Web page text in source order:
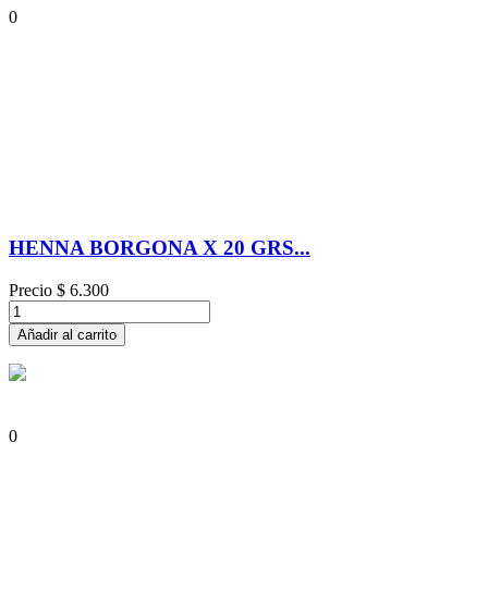
0
HENNA BORGONA X 20 GRS...
Precio $ 6.300
Añadir al carrito
0